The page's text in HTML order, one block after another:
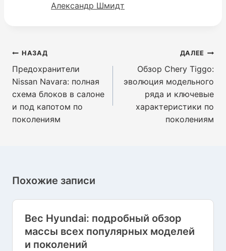
Александр Шмидт
Навигация
по
записям
НАЗАД
Предохранители
Nissan Navara: полная
схема блоков в салоне
и под капотом по
поколениям
ДАЛЕЕ
Обзор Chery Tiggo:
эволюция модельного
ряда и ключевые
характеристики по
поколениям
Похожие записи
Вес Hyundai: подробный обзор
массы всех популярных моделей
и поколений